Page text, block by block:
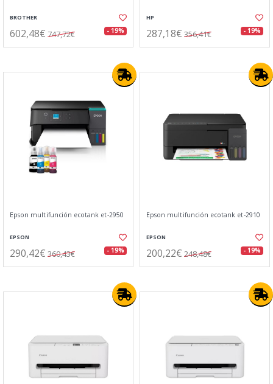
BROTHER
602,48€ 747,72€ - 19%
HP
287,18€ 356,41€ - 19%
Epson multifunción ecotank et-2950
EPSON
290,42€ 360,43€ - 19%
Epson multifunción ecotank et-2910
EPSON
200,22€ 248,48€ - 19%